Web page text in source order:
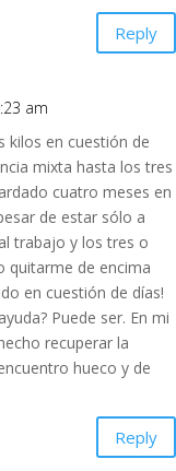
Reply
am
kilos en cuestión de
mixta hasta los tres
cuatro meses en
de estar sólo a
trabajo y los tres o
quitarme de encima
en cuestión de días!
Puede ser. En mi
recuperar la
hueco y de
Reply